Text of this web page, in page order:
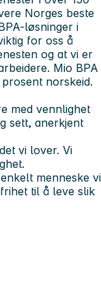
Norges beste
løsninger i
for oss å
og at vi er
Mio BPA
norskeid.
med vennlighet
sett, anerkjent
vi lover. Vi
menneske vi
til å leve slik